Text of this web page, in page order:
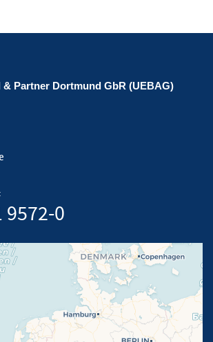
& Partner Dortmund GbR (UEBAG)
9572-0